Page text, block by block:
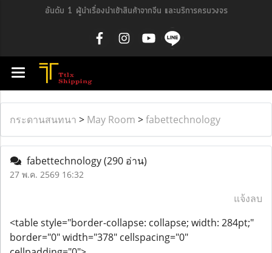
อันดับ 1 ผู้นำเรื่องนำเข้าสินค้าจากจีน และบริการครบวงจร
กระดานสนทนา > May Room >fabettechnology
fabettechnology(290 อ่าน)
27 พ.ค. 2569 16:32
แจ้งลบ
<table style="border-collapse: collapse; width: 284pt;"
border="0" width="378" cellspacing="0"